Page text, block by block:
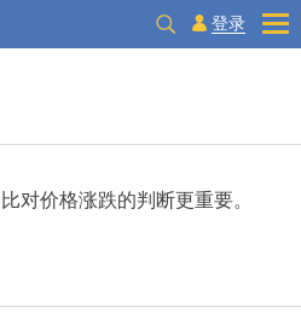
登录
对价格涨跌的判断更重要。